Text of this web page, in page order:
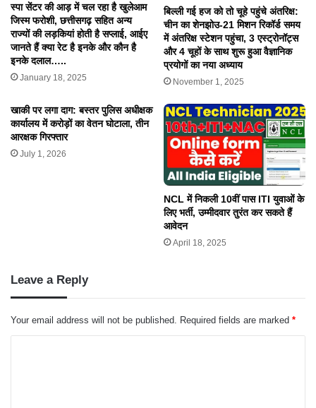
स्पा सेंटर की आड़ में चल रहा है खुलेआम
जिस्म फरोशी, छत्तीसगढ़ सहित अन्य
राज्यों की लड़कियां होती है सप्लाई, आईए
जानते हैं क्या रेट है इनके और कौन है
इनके दलाल…..
January 18, 2025
बिल्ली गई हज को तो चूहे पहुंचे अंतरिक्ष:
चीन का शेनझोउ-21 मिशन रिकॉर्ड समय
में अंतरिक्ष स्टेशन पहुंचा, 3 एस्ट्रोनॉट्स
और 4 चूहों के साथ शुरू हुआ वैज्ञानिक
प्रयोगों का नया अध्याय
November 1, 2025
खाकी पर लगा दाग: बस्तर पुलिस अधीक्षक
कार्यालय में करोड़ों का वेतन घोटाला, तीन
आरक्षक गिरफ्तार
July 1, 2026
NCL में निकली 10वीं पास ITI युवाओं के
लिए भर्ती, उम्मीदवार तुरंत कर सकते हैं
आवेदन
April 18, 2025
Leave a Reply
Your email address will not be published. Required fields are marked *